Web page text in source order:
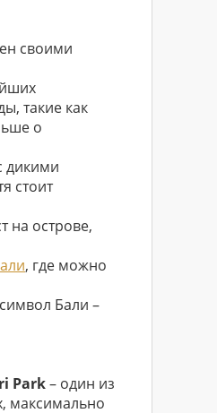
своими
такие как
о
дикими
стоит
на острове,
, где можно
Бали –
Park– один из
максимально